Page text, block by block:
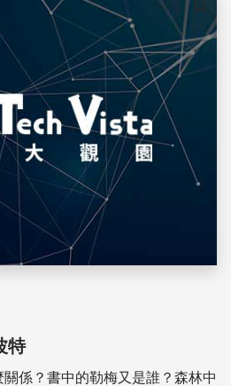
儲存
特
係？書中的勒梅又是誰？森林中